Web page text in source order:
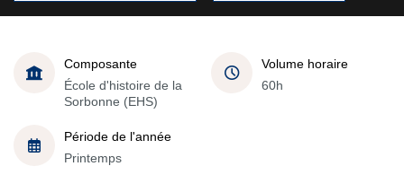
Composante
École d'histoire de la
Sorbonne (EHS)
Volume horaire
60h
Période de l'année
Printemps